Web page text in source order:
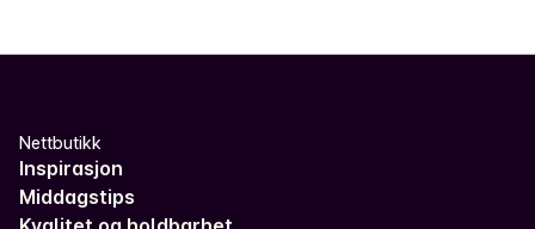
Nettbutikk
Inspirasjon
Middagstips